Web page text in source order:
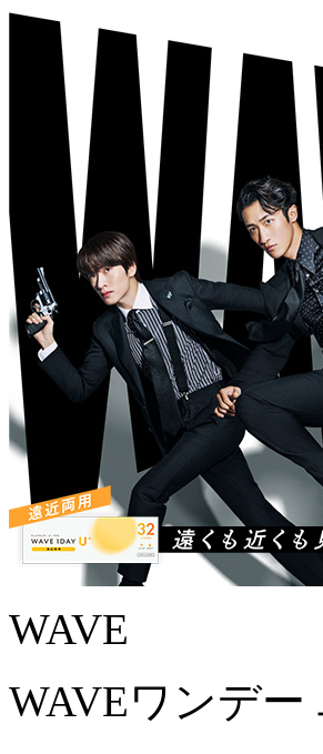
WAVE
WAVEワンデ